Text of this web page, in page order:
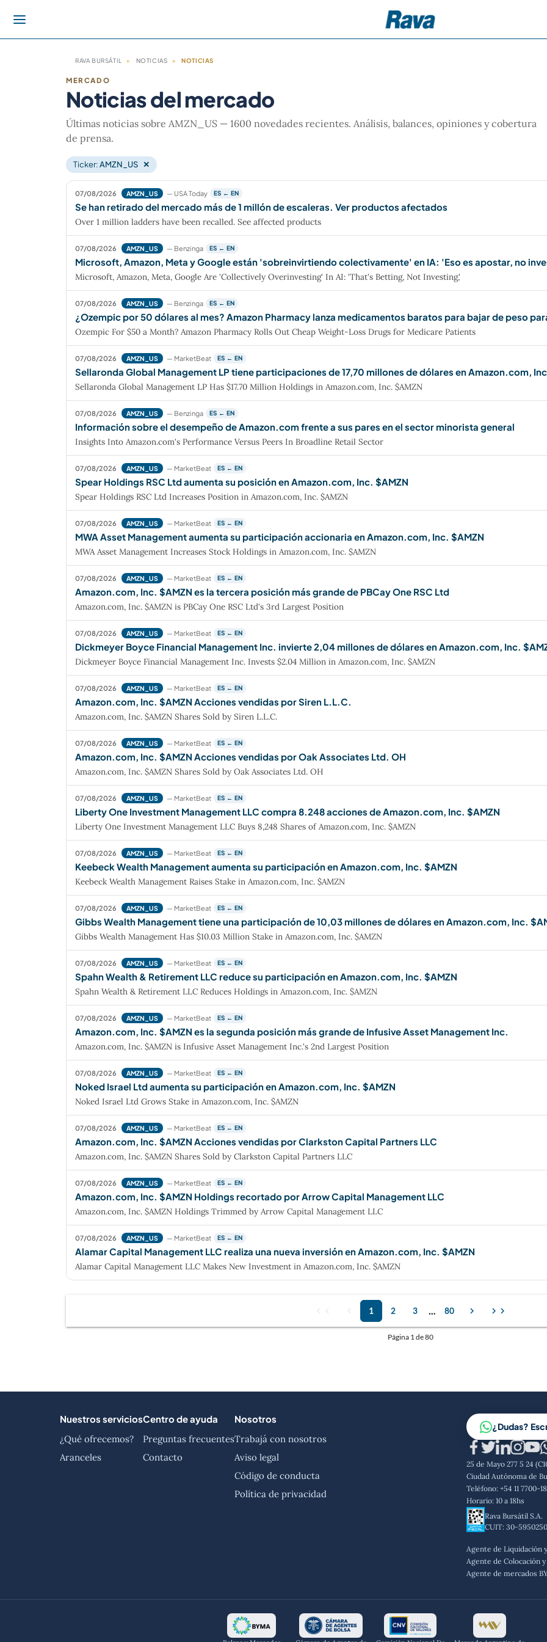
RAVA BURSÁTIL ▸ NOTICIAS ▸ NOTICIAS
MERCADO
Noticias del mercado
Últimas noticias sobre AMZN_US — 1600 novedades recientes. Análisis, balances, opiniones y cobertura
de prensa.
Ticker:AMZN_US ✕
07/08/2026 AMZN_US — USA Today ES ← EN
Se han retirado del mercado más de 1 millón de escaleras. Ver productos afectados
Over 1 million ladders have been recalled. See affected products
07/08/2026 AMZN_US — Benzinga ES ← EN
Microsoft, Amazon, Meta y Google están 'sobreinvirtiendo colectivamente' en IA: 'Eso es apostar, no
Microsoft, Amazon, Meta, Google Are 'Collectively Overinvesting' In AI: 'That's Betting, Not Investing,'
07/08/2026 AMZN_US — Benzinga ES ← EN
¿Ozempic por 50 dólares al mes? Amazon Pharmacy lanza medicamentos baratos para bajar de peso
Ozempic For $50 a Month? Amazon Pharmacy Rolls Out Cheap Weight-Loss Drugs for Medicare Patients
07/08/2026 AMZN_US — MarketBeat ES ← EN
Sellaronda Global Management LP tiene participaciones de 17,70 millones de dólares en Amazon.com,
Sellaronda Global Management LP Has $17.70 Million Holdings in Amazon.com, Inc. $AMZN
07/08/2026 AMZN_US — Benzinga ES ← EN
Información sobre el desempeño de Amazon.com frente a sus pares en el sector minorista general
Insights Into Amazon.com's Performance Versus Peers In Broadline Retail Sector
07/08/2026 AMZN_US — MarketBeat ES ← EN
Spear Holdings RSC Ltd aumenta su posición en Amazon.com, Inc. $AMZN
Spear Holdings RSC Ltd Increases Position in Amazon.com, Inc. $AMZN
07/08/2026 AMZN_US — MarketBeat ES ← EN
MWA Asset Management aumenta su participación accionaria en Amazon.com, Inc. $AMZN
MWA Asset Management Increases Stock Holdings in Amazon.com, Inc. $AMZN
07/08/2026 AMZN_US — MarketBeat ES ← EN
Amazon.com, Inc. $AMZN es la tercera posición más grande de PBCay One RSC Ltd
Amazon.com, Inc. $AMZN is PBCay One RSC Ltd's 3rd Largest Position
07/08/2026 AMZN_US — MarketBeat ES ← EN
Dickmeyer Boyce Financial Management Inc. invierte 2,04 millones de dólares en Amazon.com, Inc.
Dickmeyer Boyce Financial Management Inc. Invests $2.04 Million in Amazon.com, Inc. $AMZN
07/08/2026 AMZN_US — MarketBeat ES ← EN
Amazon.com, Inc. $AMZN Acciones vendidas por Siren L.L.C.
Amazon.com, Inc. $AMZN Shares Sold by Siren L.L.C.
07/08/2026 AMZN_US — MarketBeat ES ← EN
Amazon.com, Inc. $AMZN Acciones vendidas por Oak Associates Ltd. OH
Amazon.com, Inc. $AMZN Shares Sold by Oak Associates Ltd. OH
07/08/2026 AMZN_US — MarketBeat ES ← EN
Liberty One Investment Management LLC compra 8.248 acciones de Amazon.com, Inc. $AMZN
Liberty One Investment Management LLC Buys 8,248 Shares of Amazon.com, Inc. $AMZN
07/08/2026 AMZN_US — MarketBeat ES ← EN
Keebeck Wealth Management aumenta su participación en Amazon.com, Inc. $AMZN
Keebeck Wealth Management Raises Stake in Amazon.com, Inc. $AMZN
07/08/2026 AMZN_US — MarketBeat ES ← EN
Gibbs Wealth Management tiene una participación de 10,03 millones de dólares en Amazon.com, Inc.
Gibbs Wealth Management Has $10.03 Million Stake in Amazon.com, Inc. $AMZN
07/08/2026 AMZN_US — MarketBeat ES ← EN
Spahn Wealth & Retirement LLC reduce su participación en Amazon.com, Inc. $AMZN
Spahn Wealth & Retirement LLC Reduces Holdings in Amazon.com, Inc. $AMZN
07/08/2026 AMZN_US — MarketBeat ES ← EN
Amazon.com, Inc. $AMZN es la segunda posición más grande de Infusive Asset Management Inc.
Amazon.com, Inc. $AMZN is Infusive Asset Management Inc.'s 2nd Largest Position
07/08/2026 AMZN_US — MarketBeat ES ← EN
Noked Israel Ltd aumenta su participación en Amazon.com, Inc. $AMZN
Noked Israel Ltd Grows Stake in Amazon.com, Inc. $AMZN
07/08/2026 AMZN_US — MarketBeat ES ← EN
Amazon.com, Inc. $AMZN Acciones vendidas por Clarkston Capital Partners LLC
Amazon.com, Inc. $AMZN Shares Sold by Clarkston Capital Partners LLC
07/08/2026 AMZN_US — MarketBeat ES ← EN
Amazon.com, Inc. $AMZN Holdings recortado por Arrow Capital Management LLC
Amazon.com, Inc. $AMZN Holdings Trimmed by Arrow Capital Management LLC
07/08/2026 AMZN_US — MarketBeat ES ← EN
Alamar Capital Management LLC realiza una nueva inversión en Amazon.com, Inc. $AMZN
Alamar Capital Management LLC Makes New Investment in Amazon.com, Inc. $AMZN
1 2 3 … 80 chevron_right chevron_right chevron_right
Página 1de 80
Nuestros servicios
¿Qué ofrecemos?
Aranceles
Centro de ayuda
Preguntas frecuentes
Contacto
Nosotros
Trabajá con nosotros
Aviso legal
Código de conducta
Política de privacidad
¿Dudas?
25 de Mayo 277 5 24
Ciudad Autónoma de
Teléfono: +54 11 7700-
Horario: 10 a 18hs
Rava Bursátil S.A.
CUIT: 30-
Agente de Liquidación
Agente de Colocación
Agente de mercados